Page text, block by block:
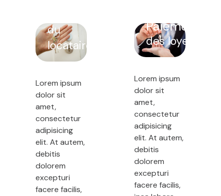
tous
équipe
actualités
Contact
du
locataire
Lorem ipsum
dolor sit
amet,
consectetur
adipisicing
elit. At autem,
debitis
dolorem
excepturi
facere facilis,
Paiement
des loyers
Lorem ipsum
dolor sit
amet,
consectetur
adipisicing
elit. At autem,
debitis
dolorem
excepturi
facere facilis,